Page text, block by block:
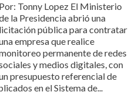
Por: Tonny Lopez El Ministerio
la Presidencia abrió una
licitación pública para contratar
empresa que realice
permanente de redes
y medios digitales, con
presupuesto referencial de
en el Sistema de...